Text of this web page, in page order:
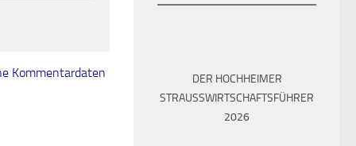
Kommentardaten
DER HOCHHEIMER
STRAUSSWIRTSCHAFTSFÜHRER 2
026